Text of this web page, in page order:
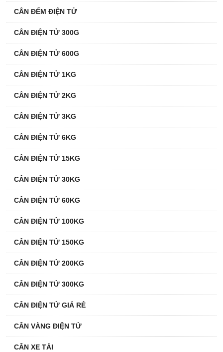
CÂN ĐẾM ĐIỆN TỬ
CÂN ĐIỆN TỬ 300G
CÂN ĐIỆN TỬ 600G
CÂN ĐIỆN TỬ 1KG
CÂN ĐIỆN TỬ 2KG
CÂN ĐIỆN TỬ 3KG
CÂN ĐIỆN TỬ 6KG
CÂN ĐIỆN TỬ 15KG
CÂN ĐIỆN TỬ 30KG
CÂN ĐIỆN TỬ 60KG
CÂN ĐIỆN TỬ 100KG
CÂN ĐIỆN TỬ 150KG
CÂN ĐIỆN TỬ 200KG
CÂN ĐIỆN TỬ 300KG
CÂN ĐIỆN TỬ GIÁ RẺ
CÂN VÀNG ĐIỆN TỬ
CÂN XE TẢI